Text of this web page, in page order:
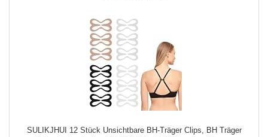
SULIKJHUI 12 Stück Unsichtbare BH-Träger Clips, BH Träger